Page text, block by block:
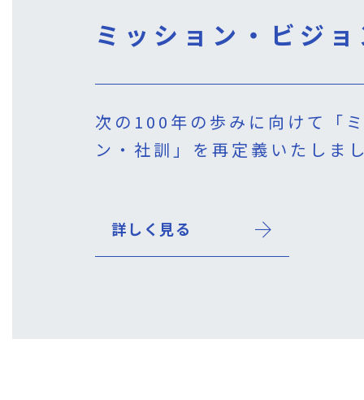
ミッション・ビジ
次の100年の歩みに向けて「
ン・社訓」を再定義いたしま
詳しく見る